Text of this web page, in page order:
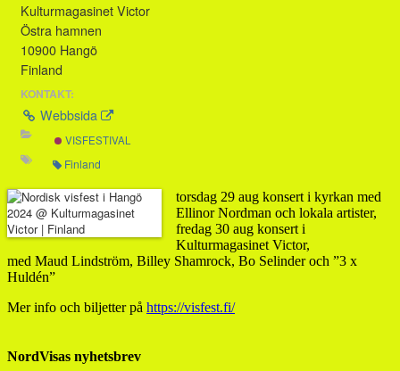
Kulturmagasinet Victor
Östra hamnen
10900 Hangö
Finland
KONTAKT:
Webbsida
VISFESTIVAL
Finland
torsdag 29 aug konsert i kyrkan med
Ellinor Nordman och lokala artister,
fredag 30 aug konsert i
Kulturmagasinet Victor,
med Maud Lindström, Billey Shamrock, Bo Selinder och ”3 x
Huldén”
Mer info och biljetter på https://visfest.fi/
NordVisas nyhetsbrev